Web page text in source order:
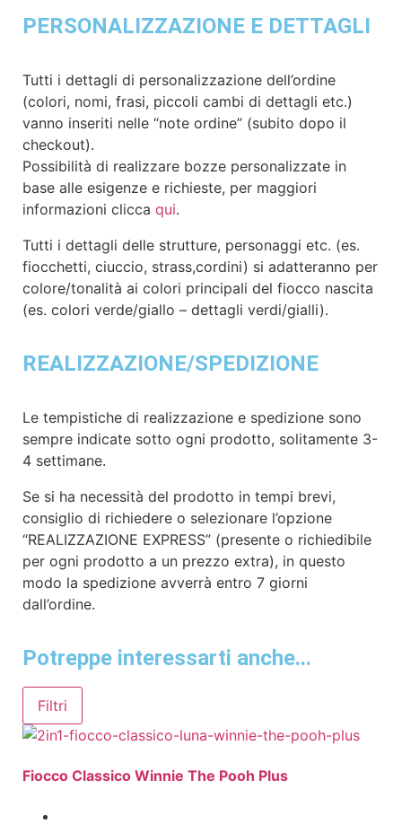
PERSONALIZZAZIONE E DETTAGLI
Tutti i dettagli di personalizzazione dell’ordine
(colori, nomi, frasi, piccoli cambi di dettagli etc.)
vanno inseriti nelle “note ordine” (subito dopo il
checkout).
Possibilità di realizzare bozze personalizzate in
base alle esigenze e richieste, per maggiori
informazioni clicca qui.
Tutti i dettagli delle strutture, personaggi etc. (es.
fiocchetti, ciuccio, strass,cordini) si adatteranno per
colore/tonalità ai colori principali del fiocco nascita
(es. colori verde/giallo – dettagli verdi/gialli).
REALIZZAZIONE/SPEDIZIONE
Le tempistiche di realizzazione e spedizione sono
sempre indicate sotto ogni prodotto, solitamente 3-
4 settimane.
Se si ha necessità del prodotto in tempi brevi,
consiglio di richiedere o selezionare l’opzione
“REALIZZAZIONE EXPRESS” (presente o richiedibile
per ogni prodotto a un prezzo extra), in questo
modo la spedizione avverrà entro 7 giorni
dall’ordine.
Potreppe interessarti anche...
Filtri
Fiocco Classico Winnie The Pooh Plus